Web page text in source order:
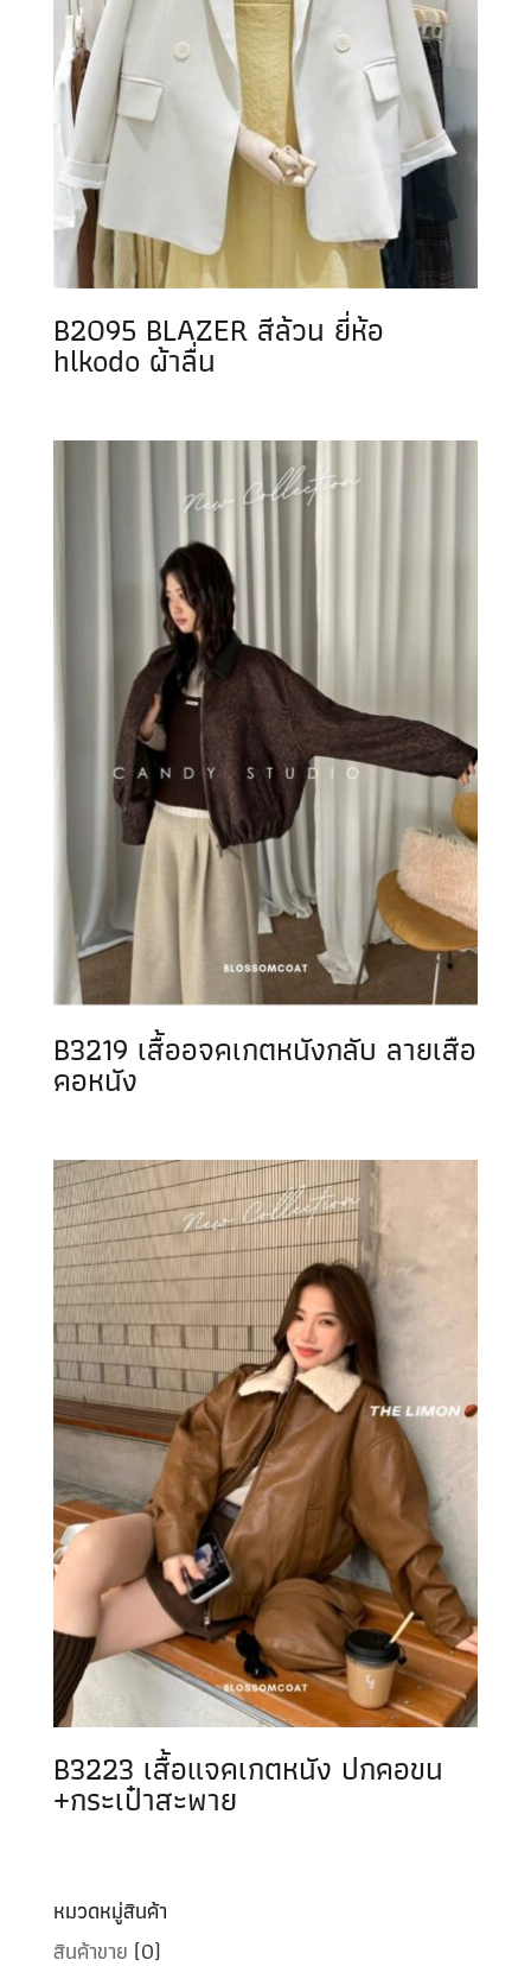
B2095 BLAZER สีล้วน ยี่ห้อ
hlkodo ผ้าลื่น
B3219 เสื้ออจคเกตหนังกลับ ลายเสือ
คอหนัง
B3223 เสื้อแจคเกตหนัง ปกคอขน
+กระเป๋าสะพาย
หมวดหมู่สินค้า
สินค้าขาย (0)